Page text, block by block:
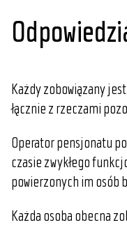
Każdy zobowiązany
łącznie z rzeczami
Operator pensjonatu
czasie zwykłego
powierzonych im osób
Każda osoba obecna